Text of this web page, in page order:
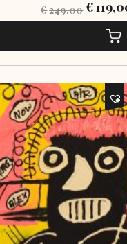
€249,00 €